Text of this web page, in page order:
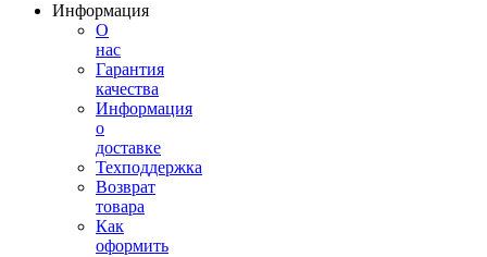
Информация
О
нас
Гарантия
качества
Информация
о
доставке
Техподдержка
Возврат
товара
Как
оформить